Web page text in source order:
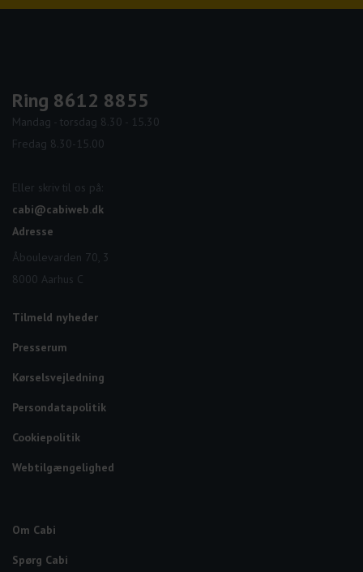
Ring 8612 8855
Mandag - torsdag 8.30 - 15.30
Fredag 8.30-15.00
Eller skriv til os på:
cabi@cabiweb.dk
Adresse
Åboulevarden 70, 3
8000 Aarhus C
Tilmeld nyheder
Presserum
Kørselsvejledning
Persondatapolitik
Cookiepolitik
Webtilgængelighed
Om Cabi
Spørg Cabi